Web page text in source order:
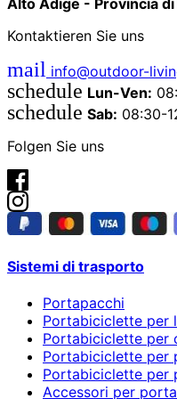
Kontaktieren Sie uns
mail info@outdoor-
schedule Lun-Ven:
schedule Sab: 08:30-
Folgen Sie uns
Sistemi di trasporto
Portapacchi
Portabiciclette per
Portabiciclette per
Portabiciclette per
Portabiciclette per
Accessori per